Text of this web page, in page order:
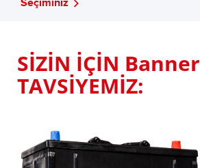
Seçiminiz
SİZİN İÇİN Banner
TAVSİYEMİZ: